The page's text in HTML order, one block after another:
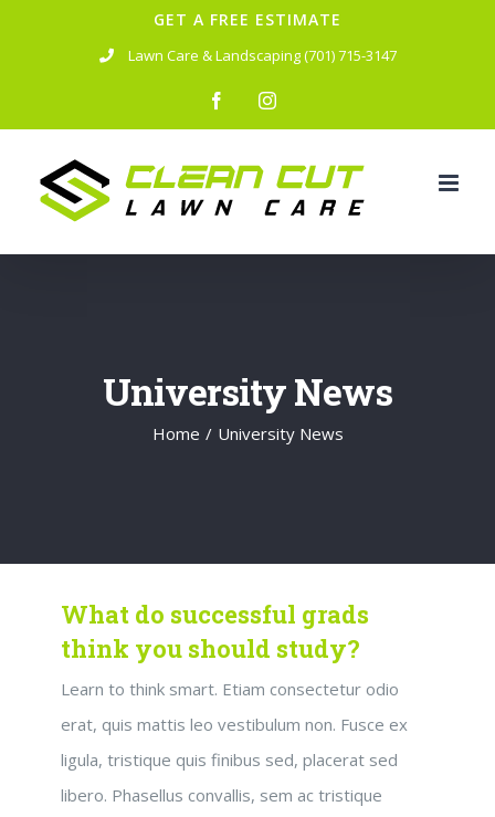
GET A FREE ESTIMATE
Lawn Care & Landscaping (701) 715-3147
facebookinstagram
University News
Home / University News
What do successful grads
think you should study?
Learn to think smart. Etiam consectetur odio
erat, quis mattis leo vestibulum non. Fusce ex
ligula, tristique quis finibus sed, placerat sed
libero. Phasellus convallis, sem ac tristique